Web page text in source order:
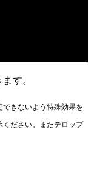
す。
きないよう特殊効果を
ださい。またテロップ